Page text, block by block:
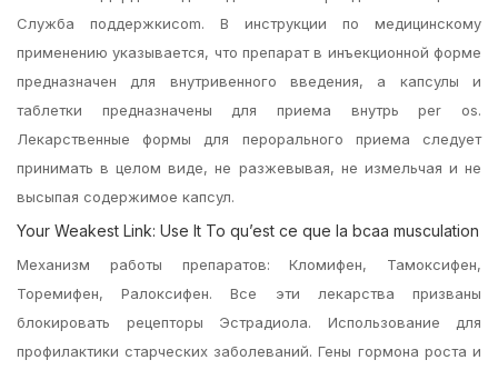
Служба поддержкиcom. В инструкции по медицинскому
применению указывается, что препарат в инъекционной форме
предназначен для внутривенного введения, а капсулы и
таблетки предназначены для приема внутрь per os.
Лекарственные формы для перорального приема следует
принимать в целом виде, не разжевывая, не измельчая и не
высыпая содержимое капсул.
Your Weakest Link: Use It To qu’est ce que la bcaa musculation
Механизм работы препаратов: Кломифен, Тамоксифен,
Торемифен, Ралоксифен. Все эти лекарства призваны
блокировать рецепторы Эстрадиола. Использование для
профилактики старческих заболеваний. Гены гормона роста и